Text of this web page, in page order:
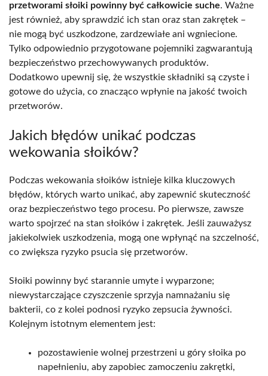
przetworami słoiki powinny być całkowicie suche. Ważne
jest również, aby sprawdzić ich stan oraz stan zakrętek –
nie mogą być uszkodzone, zardzewiałe ani wgniecione.
Tylko odpowiednio przygotowane pojemniki zagwarantują
bezpieczeństwo przechowywanych produktów.
Dodatkowo upewnij się, że wszystkie składniki są czyste i
gotowe do użycia, co znacząco wpłynie na jakość twoich
przetworów.
Jakich błędów unikać podczas
wekowania słoików?
Podczas wekowania słoików istnieje kilka kluczowych
błędów, których warto unikać, aby zapewnić skuteczność
oraz bezpieczeństwo tego procesu. Po pierwsze, zawsze
warto spojrzeć na stan słoików i zakrętek. Jeśli zauważysz
jakiekolwiek uszkodzenia, mogą one wpłynąć na szczelność,
co zwiększa ryzyko psucia się przetworów.
Słoiki powinny być starannie umyte i wyparzone;
niewystarczające czyszczenie sprzyja namnażaniu się
bakterii, co z kolei podnosi ryzyko zepsucia żywności.
Kolejnym istotnym elementem jest:
pozostawienie wolnej przestrzeni u góry słoika po
napełnieniu, aby zapobiec zamoczeniu zakrętki,